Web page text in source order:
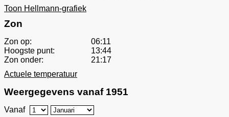
Toon Hellmann-grafiek
Zon
Zon op:
06:11
Hoogste punt:
13:44
Zon onder:
21:17
Actuele temperatuur
Weergegevens vanaf 1951
Vanaf